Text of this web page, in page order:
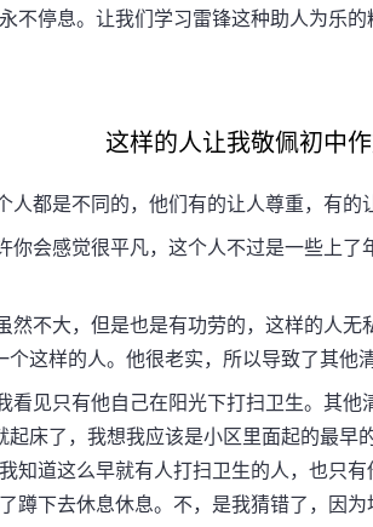
不停息。让我们学习雷锋这种助人为乐
这样的人让我敬佩初中
都是不同的，他们有的让人尊重，有
会感觉很平凡，这个人不过是一些上了
不大，但是也是有功劳的，这样的人无
个这样的人。他很老实，所以导致了其他
见只有他自己在阳光下打扫卫生。其他
起床了，我想我应该是小区里面起的最早
知道这么早就有人打扫卫生的人，也只
蹲下去休息休息。不，是我猜错了，因